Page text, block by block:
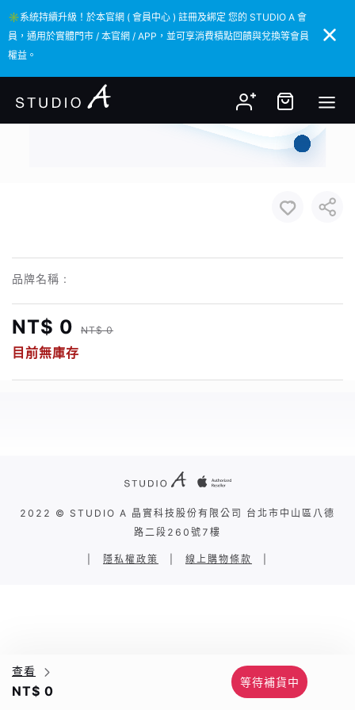
✳️系統持續升級！於本官網 ( 會員中心 ) 註冊及綁定 您的 STUDIO A 會
員，通用於實體門市 / 本官網 / APP，並可享消費積點回饋與兌換等會員
權益。
✳️系統持續升級！於本官網 ( 會員中心 ) 註冊及綁定 您的 STUDIO A 會
員，通用於實體門市 / 本官網 / APP，並可享消費積點回饋與兌換等會員
權益。
品牌名稱 :
NT$ 0 NT$ 0
目前無庫存
查看
NT$ 0
等待補貨中
2022 © STUDIO A 晶實科技股份有限公司 台北市中山區八德
路二段260號7樓
隱私權政策 線上購物條款